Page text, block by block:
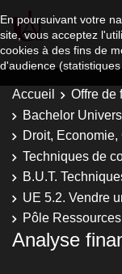
En poursuivant votre
site, vous acceptez
cookies à des fins de
d'audience (statistiques
Accueil
Offre de
Bachelor
Droit, Economie,
Techniques de
B.U.T.
UE 5.2. Vendre
Pôle Ressources
Analyse